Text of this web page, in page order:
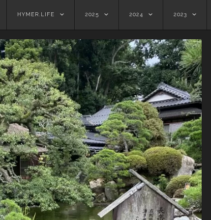
HYMER.LIFE 2025 2024 2023